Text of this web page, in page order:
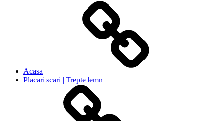
Acasa
Placari scari | Trepte lemn